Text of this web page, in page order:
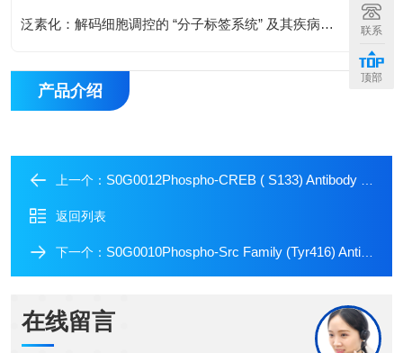
泛素化：解码细胞调控的 “分子标签系统” 及其疾病关联新视野
产品介绍
上一个： S0G0012Phospho-CREB ( S133) Antibody Duo
返回列表
下一个： S0G0010Phospho-Src Family (Tyr416) Antibody Duo
在线留言
联系
顶部